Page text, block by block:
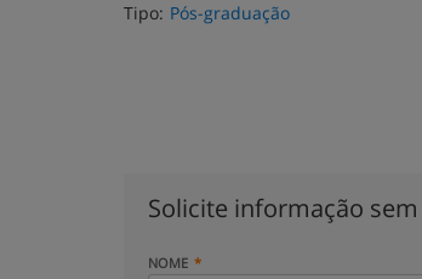
Tipo: Pós-graduação
Solicite informação
NOME